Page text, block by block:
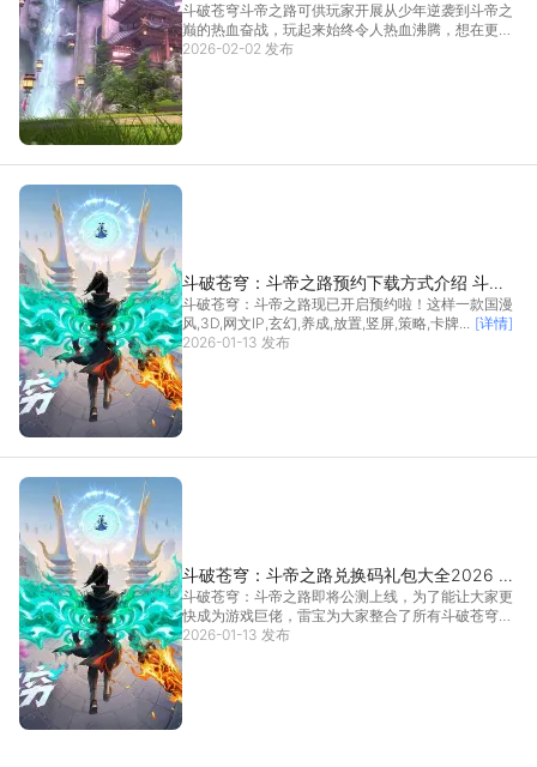
版下载安装
斗破苍穹斗帝之路可供玩家开展从少年逆袭到斗帝之
巅的热血奋战，玩起来始终令人热血沸腾，想在更大
屏幕上观赏异火融合的华丽特效、宗门团战的壮观场
2026-02-02 发布
斗破苍穹：斗帝之路预约下载方式介绍 斗破
苍穹：斗帝之路在哪里预约下载
斗破苍穹：斗帝之路现已开启预约啦！这样一款国漫
风,3D,网文IP,玄幻,养成,放置,竖屏,策略,卡牌...
[详情]
2026-01-13 发布
斗破苍穹：斗帝之路兑换码礼包大全2026 斗
破苍穹：斗帝之路最新可用兑换码CDK合集
斗破苍穹：斗帝之路即将公测上线，为了能让大家更
快成为游戏巨佬，雷宝为大家整合了所有斗破苍穹：
斗帝之路... [详情]
2026-01-13 发布